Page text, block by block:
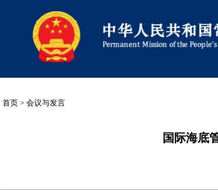
首页 > 会议与发言
国际海底